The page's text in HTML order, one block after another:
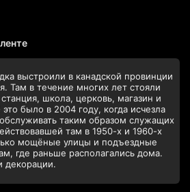
выстроили в канадской провинции
Там в течение многих лет стояли
школа, церковь, магазин и
было в 2004 году, когда исчезла
таким образом служащих
там в 1950-х и 1960-х
мощёные улицы и подъездные
где раньше располагались дома.
декорации.